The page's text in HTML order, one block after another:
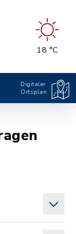
18 °C
Digitaler
Ortsplan